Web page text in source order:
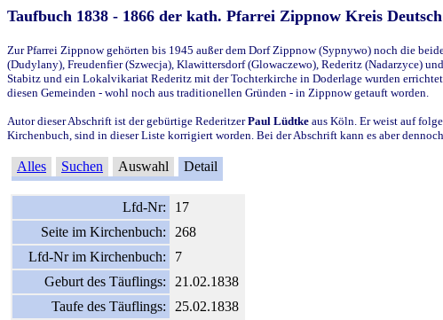
Taufbuch 1838 - 1866 der kath. Pfarrei Zippnow Kreis
Zur Pfarrei Zippnow gehörten bis 1945 außer dem Dorf Zippnow (Sypnywo) noch die
(Dudylany), Freudenfier (Szwecja), Klawittersdorf (Glowaczewo), Rederitz (Nadarzyce)
Stabitz und ein Lokalvikariat Rederitz mit der Tochterkirche in Doderlage wurden
diesen Gemeinden - wohl noch aus traditionellen Gründen - in Zippnow getauft worden.
Autor dieser Abschrift ist der gebürtige RederitzerPaul Lüdtke aus Köln. Er weist auf
Kirchenbuch, sind in dieser Liste korrigiert worden. Bei der Abschrift kann es aber
Alles Suchen Auswahl Detail
Lfd-Nr:
17
Seite im Kirchenbuch:
268
Lfd-Nr im Kirchenbuch:
7
Geburt des Täuflings:
21.02.1838
Taufe des Täuflings:
25.02.1838